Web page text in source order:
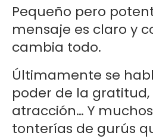
Pequeño pero
mensaje es claro y
cambia todo.
Últimamente se
poder de la gratitud,
atracción… Y
tonterías de gurús